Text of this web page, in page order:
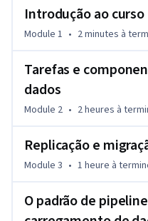
Introdução ao curso
Module 1 • 2 minutes à
Tarefas e
dados
Module 2 • 2 heures à
Replicação e
Module 3 • 1 heure à
O padrão de